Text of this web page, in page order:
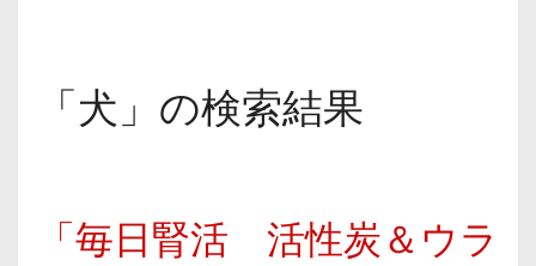
「犬」の検索結果
「毎日腎活 活性炭＆ウラ